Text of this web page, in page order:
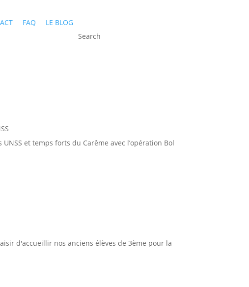
FAQ
LE BLOG
Search
et temps forts du Carême avec l’opération Bol
d'accueillir nos anciens élèves de 3ème pour la